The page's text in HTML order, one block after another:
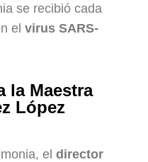
se recibió cada
el virus SARS-
la Maestra
López
el director